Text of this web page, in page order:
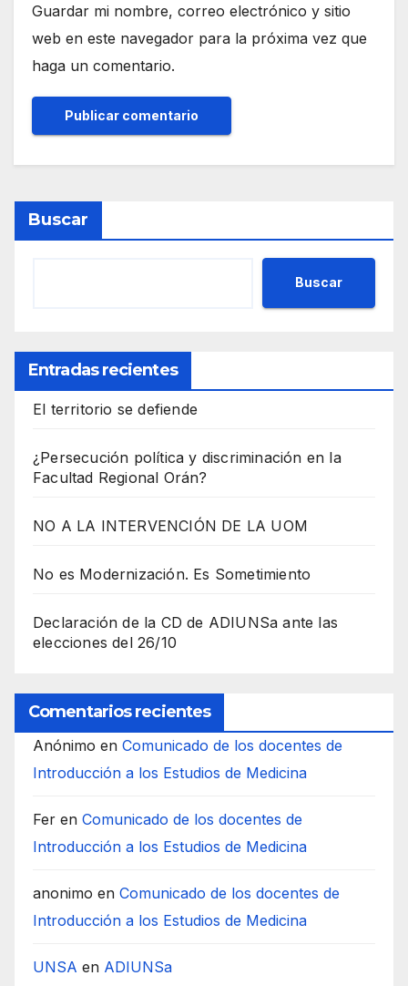
Guardar mi nombre, correo electrónico y sitio
web en este navegador para la próxima vez que
haga un comentario.
Buscar
Buscar
Entradas recientes
El territorio se defiende
¿Persecución política y discriminación en la
Facultad Regional Orán?
NO A LA INTERVENCIÓN DE LA UOM
No es Modernización. Es Sometimiento
Declaración de la CD de ADIUNSa ante las
elecciones del 26/10
Comentarios recientes
Anónimo en Comunicado de los docentes de
Introducción a los Estudios de Medicina
Fer en Comunicado de los docentes de
Introducción a los Estudios de Medicina
anonimo en Comunicado de los docentes de
Introducción a los Estudios de Medicina
UNSA en ADIUNSa